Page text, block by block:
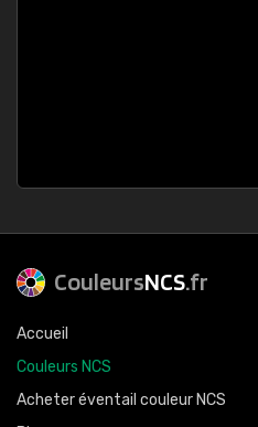
CouleursNCS.fr
Accueil
Couleurs NCS
Acheter éventail couleur NCS